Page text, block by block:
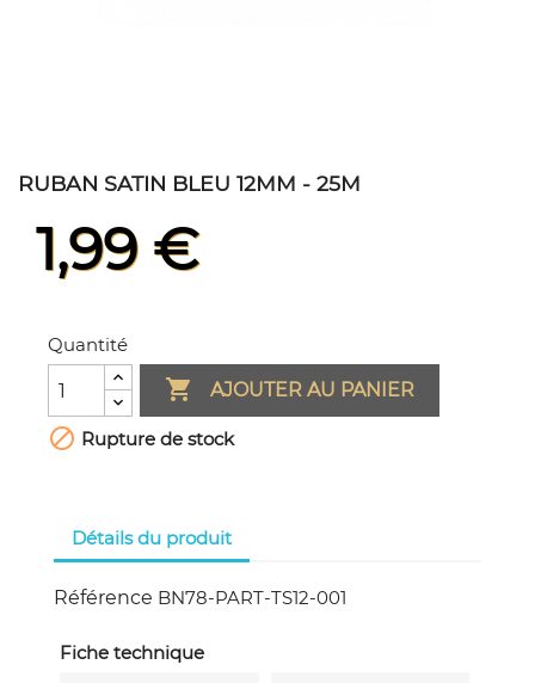
RUBAN SATIN BLEU 12MM - 25M
1,99 €
Quantité
 AJOUTER AU PANIER
 Rupture de stock
Détails du produit
Référence BN78-PART-TS12-001
Fiche technique